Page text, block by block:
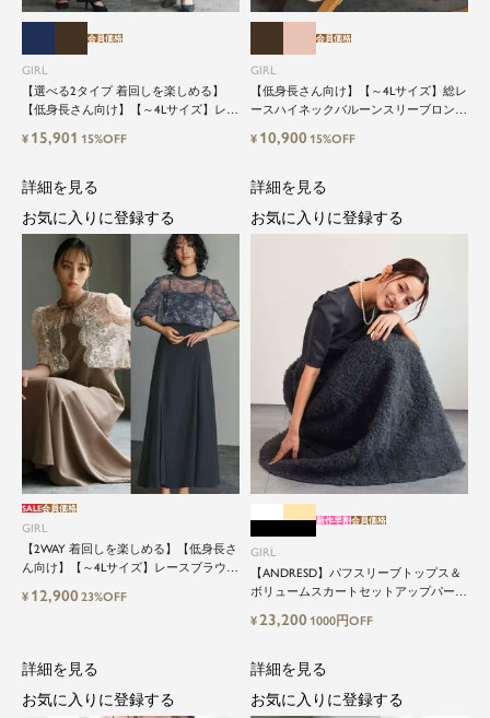
GIRL
【選べる2タイプ 着回しを楽しめる】
【低身長さん向け】【～4Lサイズ】レイ
カートorワイドパンツセットアップロン
ティードレス
会員価格
¥ 15,901 15%OFF
GIRL
【低身長さん向け】【～4Lサイズ】総レ
ースハイネックバルーンスリーブロング
会員価格
¥ 10,900 15%OFF
GIRL
【2WAY 着回しを楽しめる】【低身長さ
ん向け】【～4Lサイズ】レースブラウス
ング結婚式ワンピース
SALE会員価格
¥ 12,90023%OFF
詳細を見る
お気に入りに登録する
GIRL
【ANDRESD】パフスリーブトップス＆
ボリュームスカートセットアップパーテ
新作早割会員価格
¥23,200 1000円OFF
詳細を見る
お気に入りに登録する
詳細を見る
お気に入りに登録する
詳細を見る
お気に入りに登録する